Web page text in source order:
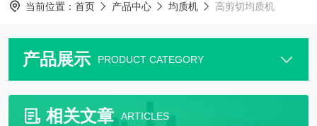
当前位置： 首页 产品中心 均质机 高剪切均质机
产品展示 PRODUCT CATEGORY
相关文章 ARTICLES